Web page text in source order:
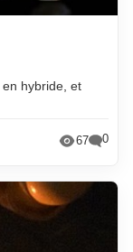
en hybride, et
67 0